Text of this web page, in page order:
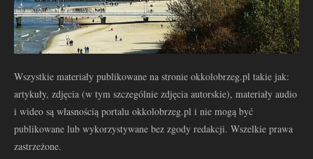
Wszystkie materiały publikowane na stronie okkolobrzeg.pl takie jak:
artykuły, zdjęcia (w tym szczególnie zdjęcia autorskie), materiały audio
i wideo są własnością portalu okkolobrzeg.pl i nie mogą być
publikowane lub wykorzystywane bez zgody redakcji. Wszelkie prawa
zastrzeżone.